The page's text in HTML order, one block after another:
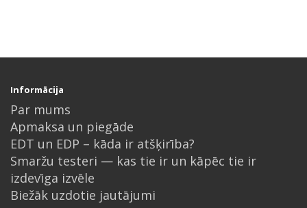
Informācija
Par mums
Apmaksa un piegāde
EDT un EDP – kāda ir atšķirība?
Smaržu testeri — kas tie ir un kāpēc tie ir
izdevīga izvēle
Biežāk uzdotie jautājumi